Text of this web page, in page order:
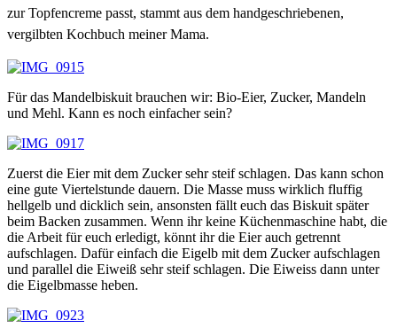
zur Topfencreme passt, stammt aus dem handgeschriebenen,
vergilbten Kochbuch meiner Mama.
Für das Mandelbiskuit brauchen wir: Bio-Eier, Zucker, Mandeln
und Mehl. Kann es noch einfacher sein?
Zuerst die Eier mit dem Zucker sehr steif schlagen. Das kann schon
eine gute Viertelstunde dauern. Die Masse muss wirklich fluffig
hellgelb und dicklich sein, ansonsten fällt euch das Biskuit später
beim Backen zusammen. Wenn ihr keine Küchenmaschine habt, die
die Arbeit für euch erledigt, könnt ihr die Eier auch getrennt
aufschlagen. Dafür einfach die Eigelb mit dem Zucker aufschlagen
und parallel die Eiweiß sehr steif schlagen. Die Eiweiss dann unter
die Eigelbmasse heben.